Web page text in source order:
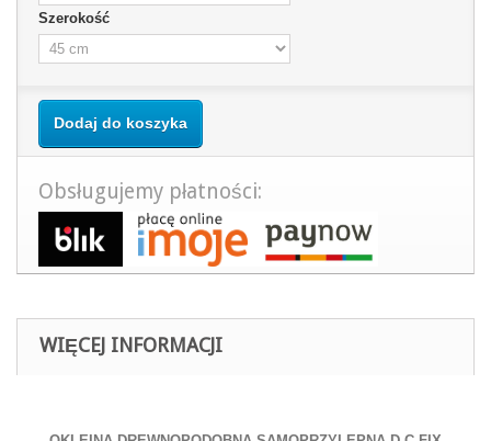
Szerokość
Dodaj do koszyka
Obsługujemy płatności:
WIĘCEJ INFORMACJI